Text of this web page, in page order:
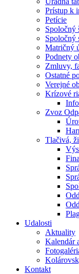
Prístup k
Petície
Spoločný
Spoločný
Matričný
Podnety
Zmluvy,
Ostatné
Verejné
Krízové
Zvoz
Tlačivá,
Udalosti
Aktuality
Kalendár
Kontakt